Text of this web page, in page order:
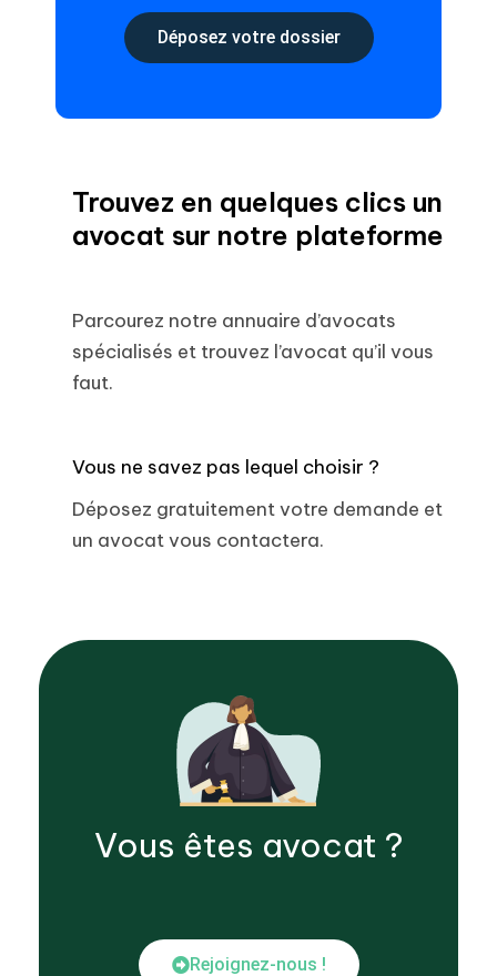
Déposez votre dossier
Trouvez en quelques clics un
avocat sur notre plateforme
Parcourez notre annuaire d’avocats
spécialisés et trouvez l’avocat qu’il vous
faut.
Vous ne savez pas lequel choisir ?
Déposez gratuitement votre demande et
un avocat vous contactera.
Vous êtes avocat ?
Rejoignez-nous !